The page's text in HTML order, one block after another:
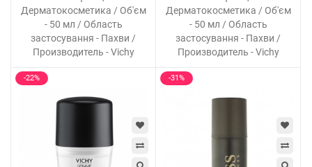
Дерматокосметика / Об'єм
- 50 мл / Область
застосування - Пахви /
Производитель - Vichy
Дерматокосметика / Об'єм
- 50 мл / Область
застосування - Пахви /
Производитель - Vichy
-22% -31%